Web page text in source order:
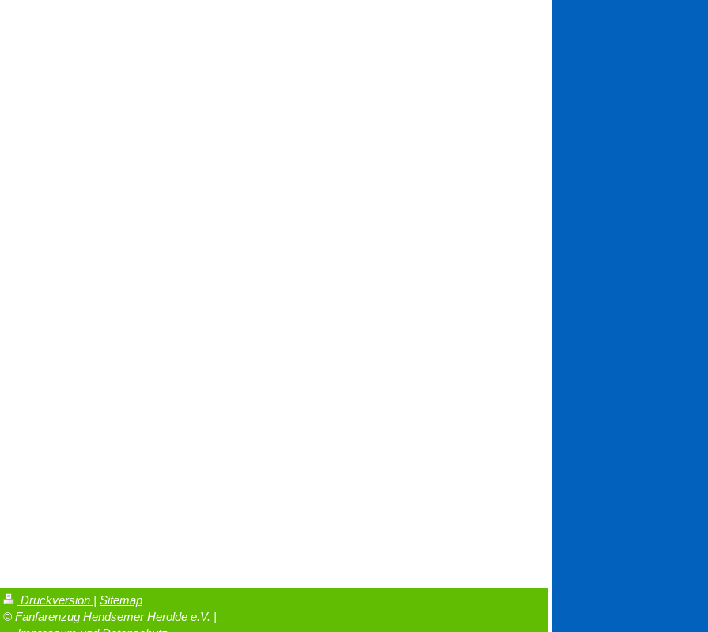
Druckversion | Sitemap
© Fanfarenzug Hendsemer Herolde e.V. |